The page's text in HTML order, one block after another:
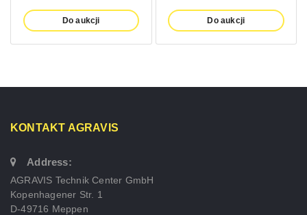
Do aukcji Do aukcji
KONTAKT AGRAVIS
Address:
AGRAVIS Technik Center GmbH
Kopenhagener Str. 1
D-49716 Meppen